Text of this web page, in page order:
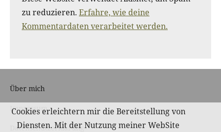
zu reduzieren. Erfahre, wie deine
Kommentardaten verarbeitet werden.
Über mich
Impressum
Datenschutzerklärung
Cookies erleichtern mir die Bereitstellung von
Diensten. Mit der Nutzung meiner WebSite